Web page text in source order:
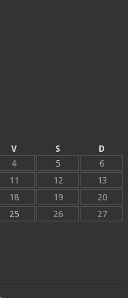
V S
D
4 5
6
11 12
13
18 19
20
25 26
27